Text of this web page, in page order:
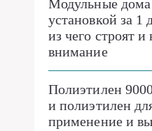
Модульные
установкой за 1
из чего строят и
внимание
Полиэтилен
и полиэтилен
применение и